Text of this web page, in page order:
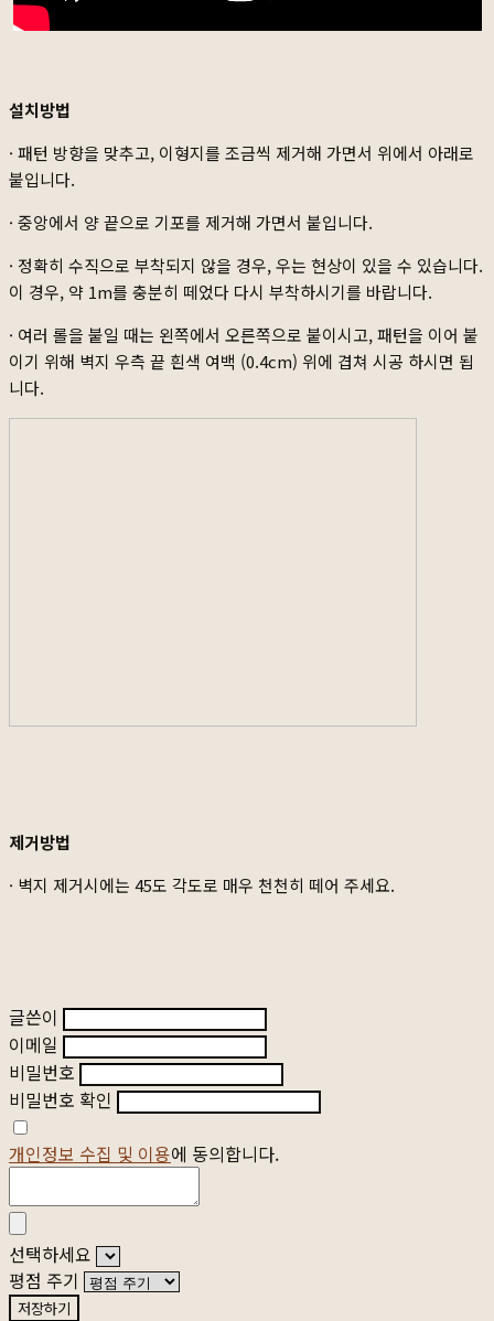
설치방법
· 패턴 방향을 맞추고, 이형지를 조금씩 제거해 가면서 위에서 아래로
붙입니다.
· 중앙에서 양 끝으로 기포를 제거해 가면서 붙입니다.
· 정확히 수직으로 부착되지 않을 경우, 우는 현상이 있을 수 있습니다.
이 경우, 약 1m를 충분히 떼었다 다시 부착하시기를 바랍니다.
· 여러 롤을 붙일 때는 왼쪽에서 오른쪽으로 붙이시고, 패턴을 이어 붙
이기 위해 벽지 우측 끝 흰색 여백 (0.4cm) 위에 겹쳐 시공 하시면 됩
니다.
제거방법
· 벽지 제거시에는 45도 각도로 매우 천천히 떼어 주세요.
글쓴이
이메일
비밀번호
비밀번호 확인
개인정보 수집 및 이용에 동의합니다.
선택하세요
평점 주기
저장하기